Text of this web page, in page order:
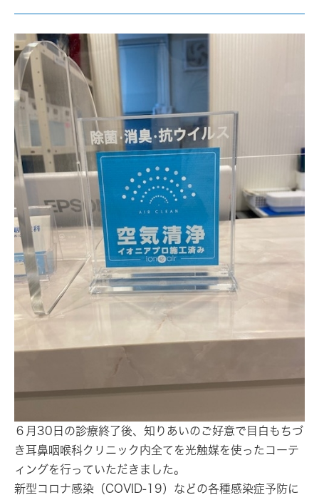
６月30日の診療終了後、知りあいのご好意で目白もちづ
き耳鼻咽喉科クリニック内全てを光触媒を使ったコーテ
ィングを行っていただきました。
新型コロナ感染（COVID-19）などの各種感染症予防に